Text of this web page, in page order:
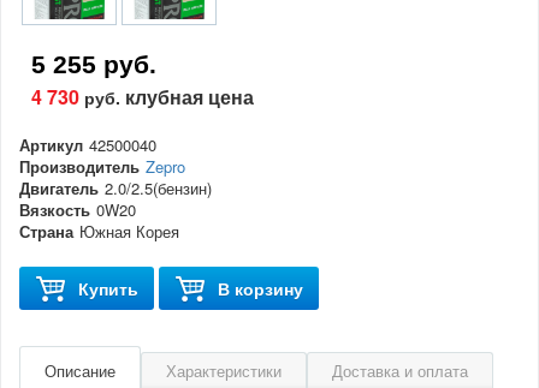
5 255 руб.
4 730 руб. клубная цена
Артикул 42500040
Производитель Zepro
Двигатель 2.0/2.5(бензин)
Вязкость 0W20
Страна Южная Корея
Купить В корзину
Описание Характеристики Доставка и оплата